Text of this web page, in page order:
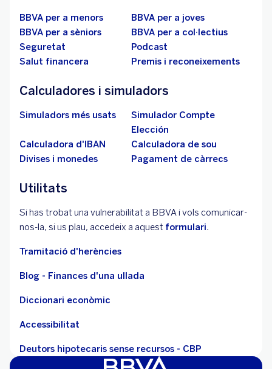
BBVA per a menors
BBVA per a joves
BBVA per a sèniors
BBVA per a col·lectius
Seguretat
Podcast
Salut financera
Premis i reconeixements
Calculadores i simuladors
Simuladors més usats
Simulador Compte
Elección
Calculadora d'IBAN
Calculadora de sou
Divises i monedes
Pagament de càrrecs
Utilitats
Si has trobat una vulnerabilitat a BBVA i vols comunicar-
nos-la, si us plau, accedeix a aquest formulari.
Tramitació d'herències
Blog - Finances d'una ullada
Diccionari econòmic
Accessibilitat
Deutors hipotecaris sense recursos - CBP